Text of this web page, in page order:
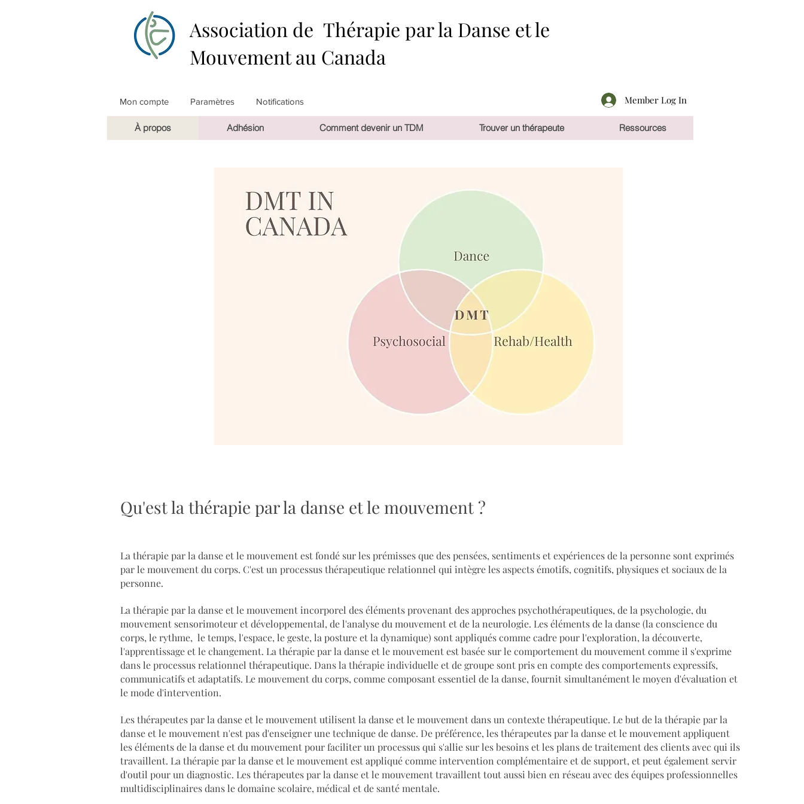
Association de Thérapie par la Danse et le
Mouvement au Canada
Mon compte Paramètres Notifications Member Log In
À propos Adhésion Comment devenir un TDM Trouver un thérapeute Ressources
Qu'est la thérapie par la danse et le mouvement ?​
La thérapie par la danse et le mouvement est fondé sur les prémisses que des pensées, sentiments et expériences de la personne sont exprimés
par le mouvement du corps. C'est un processus thérapeutique relationnel qui intègre les aspects émotifs, cognitifs, physiques et sociaux de la
personne.
La thérapie par la danse et le mouvement incorporel des éléments provenant des approches psychothérapeutiques, de la psychologie, du
mouvement sensorimoteur et développemental, de l'analyse du mouvement et de la neurologie. Les éléments de la danse (la conscience du
corps, le rythme, le temps, l'espace, le geste, la posture et la dynamique) sont appliqués comme cadre pour l'exploration, la découverte,
l'apprentissage et le changement. La thérapie par la danse et le mouvement est basée sur le comportement du mouvement comme il s'exprime
dans le processus relationnel thérapeutique. Dans la thérapie individuelle et de groupe sont pris en compte des comportements expressifs,
communicatifs et adaptatifs. Le mouvement du corps, comme composant essentiel de la danse, fournit simultanément le moyen d'évaluation et
le mode d'intervention.
Les thérapeutes par la danse et le mouvement utilisent la danse et le mouvement dans un contexte thérapeutique. Le but de la thérapie par la
danse et le mouvement n'est pas d'enseigner une technique de danse. De préférence, les thérapeutes par la danse et le mouvement appliquent
les éléments de la danse et du mouvement pour faciliter un processus qui s'allie sur les besoins et les plans de traitement des clients avec qui ils
travaillent. La thérapie par la danse et le mouvement est appliqué comme intervention complémentaire et de support, et peut également servir
d'outil pour un diagnostic. Les thérapeutes par la danse et le mouvement travaillent tout aussi bien en réseau avec des équipes professionnelles
multidisciplinaires dans le domaine scolaire, médical et de santé mentale.